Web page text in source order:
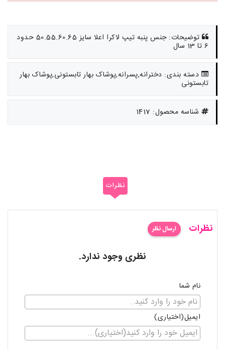
توضیحات: جنس پنبه تیپ لاکرا اعلا سایز 50.55.60.65 حدود
6 تا 13 سال
دسته بندی: دخترانه,پسرانه,پوشاک بهار تابستونی,پوشاک بهار
تابستونی
شناسه محصول: 1417
نظرات
نظرات ارسال نظر
نظری وجود ندارد.
نام شما
ایمیل(اختیاری)